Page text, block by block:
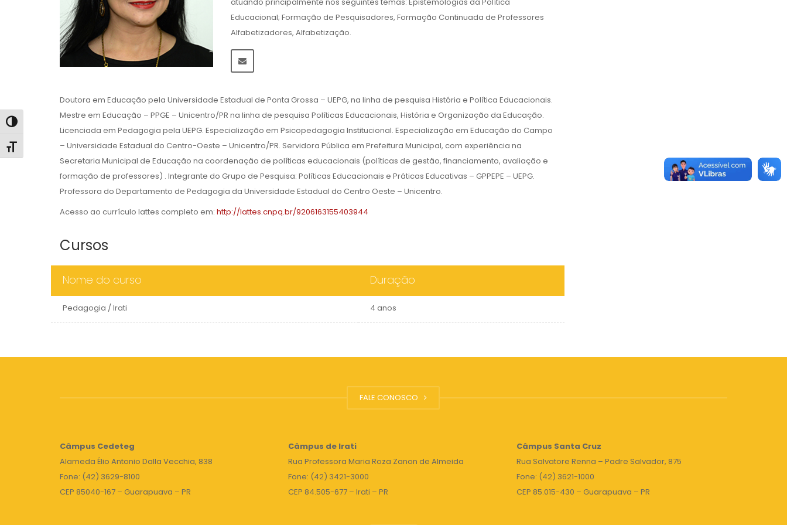
Alternar alto contraste
Alternar tamanho da fonte
Educacional; Formação de Pesquisadores, Formação Continuada de Professores
Alfabetizadores, Alfabetização.
Doutora em Educação pela Universidade Estadual de Ponta Grossa – UEPG, na linha de pesquisa História e Política Educacionais.
Mestre em Educação – PPGE – Unicentro/PR na linha de pesquisa Políticas Educacionais, História e Organização da Educação.
Licenciada em Pedagogia pela UEPG. Especialização em Psicopedagogia Institucional. Especialização em Educação do Campo
– Universidade Estadual do Centro-Oeste – Unicentro/PR. Servidora Pública em Prefeitura Municipal, com experiência na
Secretaria Municipal de Educação na coordenação de políticas educacionais (políticas de gestão, financiamento, avaliação e
formação de professores) . Integrante do Grupo de Pesquisa: Políticas Educacionais e Práticas Educativas – GPPEPE – UEPG.
Professora do Departamento de Pedagogia da Universidade Estadual do Centro Oeste – Unicentro.
Acesso ao currículo lattes completo em: http://lattes.cnpq.br/9206163155403944
Cursos
Nome do curso Duração
Pedagogia / Irati 4 anos
FALE CONOSCO
Câmpus Cedeteg
Alameda Élio Antonio Dalla Vecchia, 838
Fone: (42) 3629-8100
CEP 85040-167 – Guarapuava – PR
Câmpus de Irati
Rua Professora Maria Roza Zanon de Almeida
Fone: (42) 3421-3000
CEP 84.505-677 – Irati – PR
Câmpus Santa Cruz
Rua Salvatore Renna – Padre Salvador, 875
Fone: (42) 3621-1000
CEP 85.015-430 – Guarapuava – PR